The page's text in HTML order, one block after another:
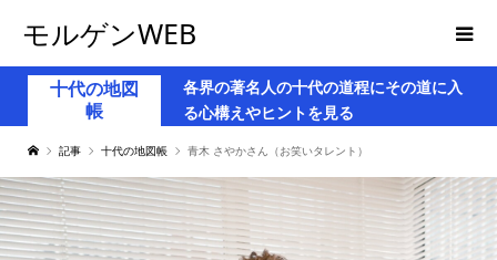
モルゲンWEB
十代の地図
帳
各界の著名人の十代の道程にその道に入
る心構えやヒントを見る
記事 十代の地図帳 青木 さやかさん（お笑いタレント）